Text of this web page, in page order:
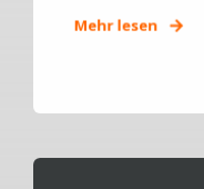
Mehr lesen